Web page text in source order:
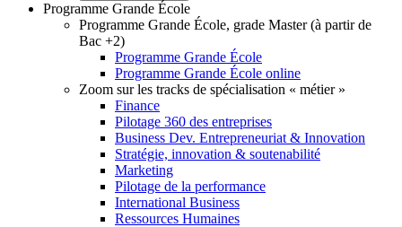
Programme Grande École
Programme Grande École, grade Master (à partir de
Bac +2)
Programme Grande École
Programme Grande École online
Zoom sur les tracks de spécialisation « métier »
Finance
Pilotage 360 des entreprises
Business Dev. Entrepreneuriat & Innovation
Stratégie, innovation & soutenabilité
Marketing
Pilotage de la performance
International Business
Ressources Humaines